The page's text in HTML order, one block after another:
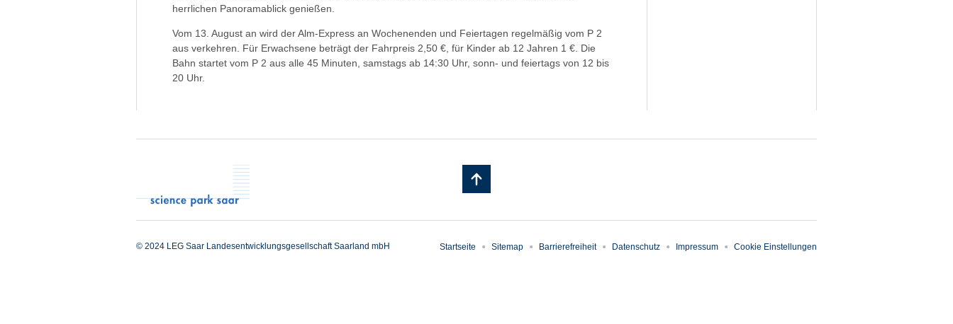
herrlichen Panoramablick genießen.
Vom 13. August an wird der Alm-Express an Wochenenden und Feiertagen regelmäßig vom P 2
aus verkehren. Für Erwachsene beträgt der Fahrpreis 2,50 €, für Kinder ab 12 Jahren 1 €. Die
Bahn startet vom P 2 aus alle 45 Minuten, samstags ab 14:30 Uhr, sonn- und feiertags von 12 bis
20 Uhr.
© 2024 LEG Saar Landesentwicklungsgesellschaft Saarland mbH Startseite Sitemap Barrierefreiheit Datenschutz Impressum Cookie Einstellungen